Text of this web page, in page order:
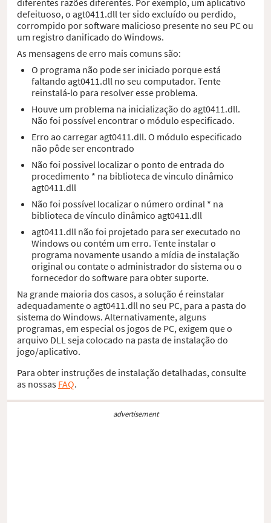
defeituoso, o agt0411.dll ter sido excluído ou perdido,
corrompido por software malicioso presente no seu PC ou
um registro danificado do Windows.
As mensagens de erro mais comuns são:
O programa não pode ser iniciado porque está
faltando agt0411.dll no seu computador. Tente
reinstalá-lo para resolver esse problema.
Houve um problema na inicialização do agt0411.dll.
Não foi possível encontrar o módulo especificado.
Erro ao carregar agt0411.dll. O módulo especificado
não pôde ser encontrado
Não foi possivel localizar o ponto de entrada do
procedimento * na biblioteca de vinculo dinâmico
agt0411.dll
Não foi possível localizar o número ordinal * na
biblioteca de vínculo dinâmico agt0411.dll
agt0411.dll não foi projetado para ser executado no
Windows ou contém um erro. Tente instalar o
programa novamente usando a mídia de instalação
original ou contate o administrador do sistema ou o
fornecedor do software para obter suporte.
Na grande maioria dos casos, a solução é reinstalar
adequadamente o agt0411.dll no seu PC, para a pasta do
sistema do Windows. Alternativamente, alguns
programas, em especial os jogos de PC, exigem que o
arquivo DLL seja colocado na pasta de instalação do
jogo/aplicativo.
Para obter instruções de instalação detalhadas, consulte
as nossas FAQ.
advertisement